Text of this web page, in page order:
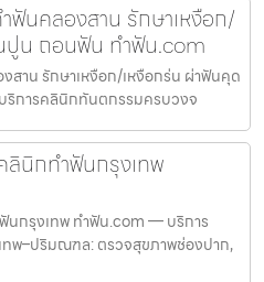
ฟันคลองสาน รักษาเหงือก/
ปูน ถอนฟัน ทำฟัน.com
สาน รักษาเหงือก/เหงือกร่น ผ่าฟันคุด
การคลินิกทันตกรรมครบวงจ
นิกทำฟันกรุงเทพ
กรุงเทพ ทำฟัน.com — บริการ
พ–ปริมณฑล: ตรวจสุขภาพช่องปาก,